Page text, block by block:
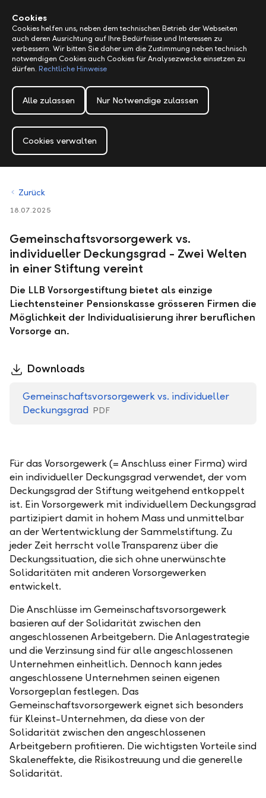
Cookies
Cookies helfen uns, neben dem technischen Betrieb der Webseiten
auch deren Ausrichtung auf Ihre Bedürfnisse und Interessen zu
verbessern. Wir bitten Sie daher um die Zustimmung neben technisch
notwendigen Cookies auch Cookies für Analysezwecke einsetzen zu
dürfen. Rechtliche Hinweise
Alle zulassen Nur Notwendige zulassen
Cookies verwalten
Zurück
18.07.2025
Gemeinschaftsvorsorgewerk vs.
individueller Deckungsgrad - Zwei Welten
in einer Stiftung vereint
Die LLB Vorsorgestiftung bietet als einzige
Liechtensteiner Pensionskasse grösseren Firmen die
Möglichkeit der Individualisierung ihrer beruflichen
Vorsorge an.
Downloads
Gemeinschaftsvorsorgewerk vs. individueller
Deckungsgrad PDF
Für das Vorsorgewerk (= Anschluss einer Firma) wird
ein individueller Deckungsgrad verwendet, der vom
Deckungsgrad der Stiftung weitgehend entkoppelt
ist. Ein Vorsorgewerk mit individuellem Deckungsgrad
partizipiert damit in hohem Mass und unmittelbar
an der Wertentwicklung der Sammelstiftung. Zu
jeder Zeit herrscht volle Transparenz über die
Deckungssituation, die sich ohne unerwünschte
Solidaritäten mit anderen Vorsorgewerken
entwickelt.
Die Anschlüsse im Gemeinschaftsvorsorgewerk
basieren auf der Solidarität zwischen den
angeschlossenen Arbeitgebern. Die Anlagestrategie
und die Verzinsung sind für alle angeschlossenen
Unternehmen einheitlich. Dennoch kann jedes
angeschlossene Unternehmen seinen eigenen
Vorsorgeplan festlegen. Das
Gemeinschaftsvorsorgewerk eignet sich besonders
für Kleinst-Unternehmen, da diese von der
Solidarität zwischen den angeschlossenen
Arbeitgebern profitieren. Die wichtigsten Vorteile sind
Skaleneffekte, die Risikostreuung und die generelle
Solidarität.